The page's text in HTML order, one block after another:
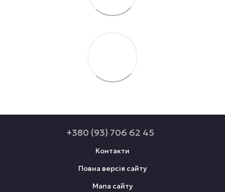
+380 (93) 706 62 45
Контакти
Повна версія сайту
Мапа сайту